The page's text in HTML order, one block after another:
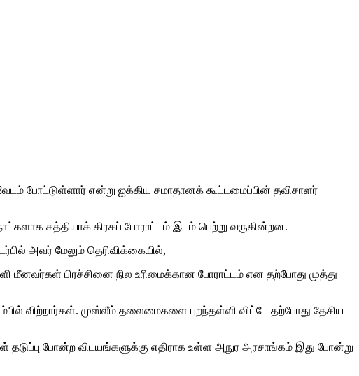
போட்டுள்ளார் என்று ஐக்கிய சமாதானக் கூட்டமைப்பின் தவிசாளர்
சத்தியாக் கிரகப் போராட்டம் இடம் பெற்று வருகின்றன.
அவர் மேலும் தெரிவிக்கையில்,
பிரச்சினை நில உரிமைக்கான போராட்டம் என தற்போது முத்து
விற்றார்கள். முஸ்லீம் தலைமைகளை புறந்தள்ளி விட்டே தற்போது தேசிய
போன்ற விடயங்களுக்கு எதிராக உள்ள அநுர அரசாங்கம் இது போன்று